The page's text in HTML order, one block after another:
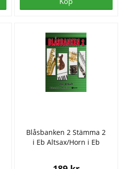
Blåsbanken 2 Stämma 2
i Eb Altsax/Horn i Eb